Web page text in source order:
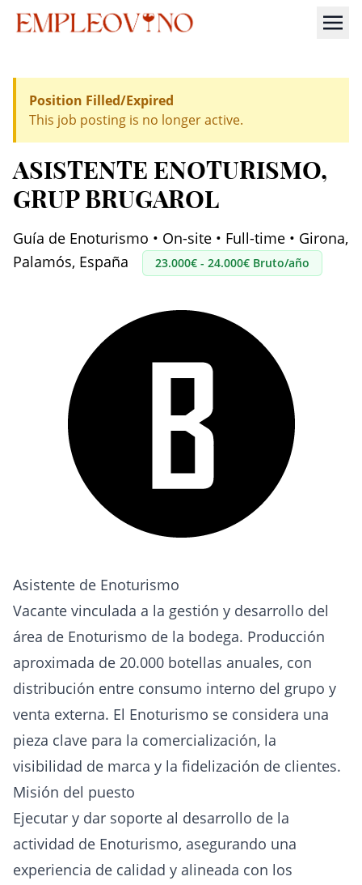
Position Filled/Expired
This job posting is no longer active.
ASISTENTE ENOTURISMO,
GRUP BRUGAROL
Guía de Enoturismo • On-site • Full-time • Girona,
Palamós, España
23.000€ - 24.000€ Bruto/año
Asistente de Enoturismo
Vacante vinculada a la gestión y desarrollo del
área de Enoturismo de la bodega. Producción
aproximada de 20.000 botellas anuales, con
distribución entre consumo interno del grupo y
venta externa. El Enoturismo se considera una
pieza clave para la comercialización, la
visibilidad de marca y la fidelización de clientes.
Misión del puesto
Ejecutar y dar soporte al desarrollo de la
actividad de Enoturismo, asegurando una
experiencia de calidad y alineada con los